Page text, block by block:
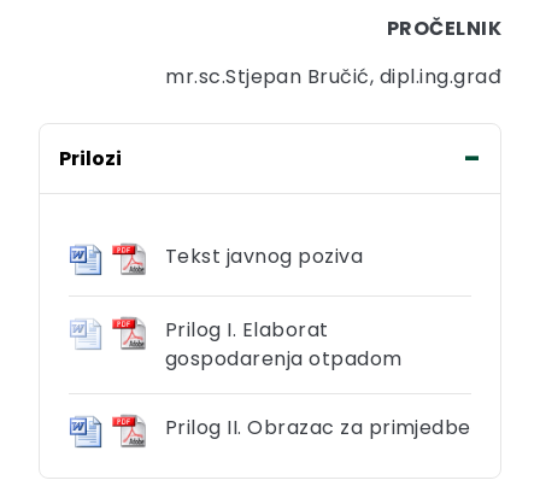
PROČELNIK
mr.sc.Stjepan Bručić, dipl.ing.građ
Prilozi
Tekst javnog poziva
Prilog I. Elaborat
gospodarenja otpadom
Prilog II. Obrazac za primjedbe